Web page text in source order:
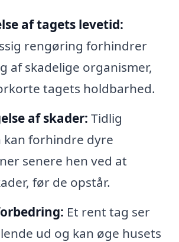
af tagets levetid:
rengøring forhindrer
af skadelige organismer,
tagets holdbarhed.
af skader: Tidlig
kan forhindre dyre
senere hen ved at
før de opstår.
Et rent tag ser
ud og kan øge husets